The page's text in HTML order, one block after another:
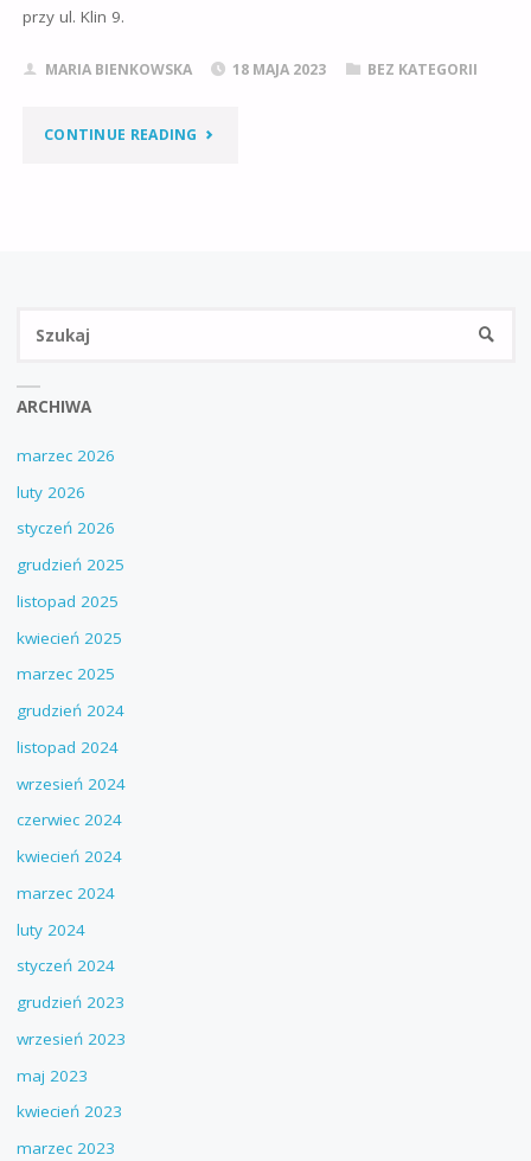
przy ul. Klin 9.
MARIA BIENKOWSKA 18 MAJA 2023 BEZ KATEGORII
CONTINUE READING "MSZA
ARCHIWA
marzec 2026
luty 2026
styczeń 2026
grudzień 2025
listopad 2025
kwiecień 2025
marzec 2025
grudzień 2024
listopad 2024
wrzesień 2024
czerwiec 2024
kwiecień 2024
marzec 2024
luty 2024
styczeń 2024
grudzień 2023
wrzesień 2023
maj 2023
kwiecień 2023
marzec 2023